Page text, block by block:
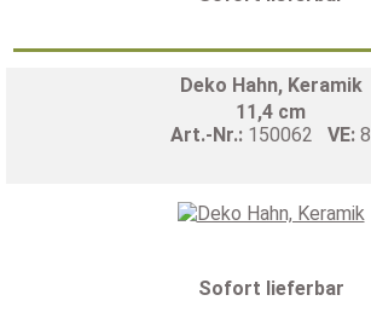
Deko Hahn, Keramik
11,4 cm
Art.-Nr.: 150062 VE: 8
Sofort lieferbar